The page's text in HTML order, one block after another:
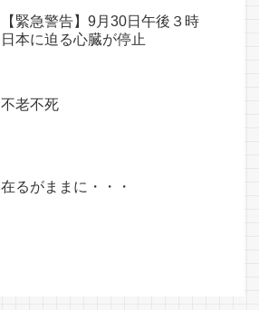
(6/26・28追記あり）
【緊急警告】9月30日午後３時
日本に迫る心臓が停止
不老不死
在るがままに・・・